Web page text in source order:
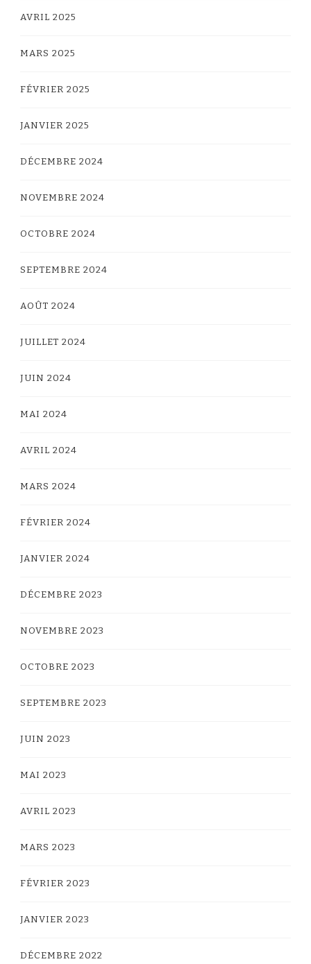
AVRIL 2025
MARS 2025
FÉVRIER 2025
JANVIER 2025
DÉCEMBRE 2024
NOVEMBRE 2024
OCTOBRE 2024
SEPTEMBRE 2024
AOÛT 2024
JUILLET 2024
JUIN 2024
MAI 2024
AVRIL 2024
MARS 2024
FÉVRIER 2024
JANVIER 2024
DÉCEMBRE 2023
NOVEMBRE 2023
OCTOBRE 2023
SEPTEMBRE 2023
JUIN 2023
MAI 2023
AVRIL 2023
MARS 2023
FÉVRIER 2023
JANVIER 2023
DÉCEMBRE 2022